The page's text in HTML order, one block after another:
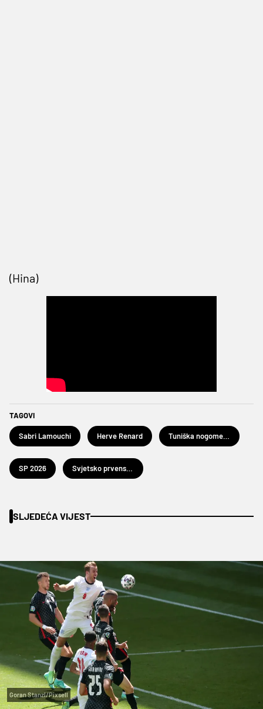
(Hina)
TAGOVI
Sabri Lamouchi Herve Renard
SP 2026
SLJEDEĆA VIJEST
Goran Stanzl/Pixsell